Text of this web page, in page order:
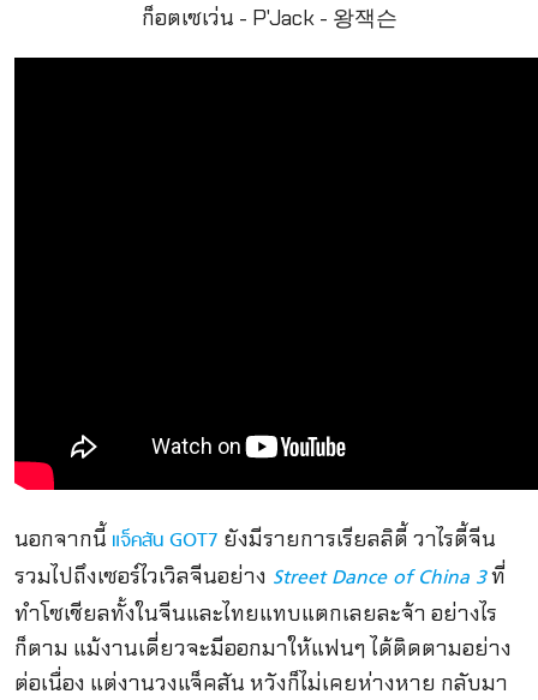
นอกจากนี้ แจ็คสัน GOT7 ยังมีรายการเรียลลิตี้ วาไรตี้จีน
รวมไปถึงเซอร์ไวเวิลจีนอย่าง Street Dance of China 3ที่
ทำโซเชียลทั้งในจีนและไทยแทบแตกเลยละจ้า อย่างไร
ก็ตาม แม้งานเดี่ยวจะมีออกมาให้แฟนๆ ได้ติดตามอย่าง
ต่อเนื่อง แต่งานวงแจ็คสัน หวังก็ไม่เคยห่างหาย กลับมา